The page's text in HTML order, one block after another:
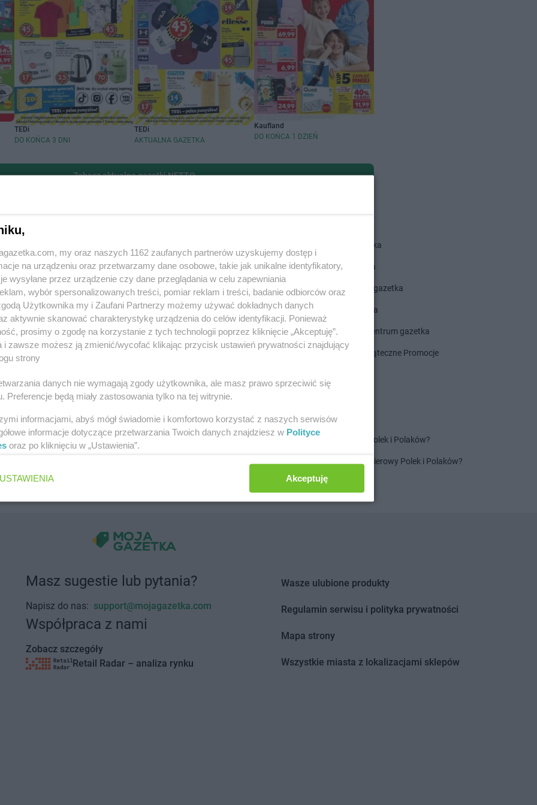
TEDi
DO KOŃCA 3 DNI
TEDi
AKTUALNA GAZETKA
Kaufland
DO KOŃCA 1 DZIEŃ
Zobacz aktualne gazetki NETTO
Lidl gazetka
Kaufland gazetka
PEPCO gazetka
Netto gazetka
Dino gazetka
Action gazetka
ALDI gazetka
ROSSMANN gazetka
Dealz gazetka
Delikatesy Centrum gazetka
Gazetka Świąteczne Promocje
Jakie są ulubione płatki owsiane Polek i Polaków?
Jaki jest ulubiony żel pod prysznic Polek i Polaków?
Jaki jest ulubiony szampon Polek i Polaków?
Jaki jest ulubiony ręcznik papierowy Polek i Polaków?
Masz sugestie lub pytania?
Napisz do nas: support@mojagazetka.com
Współpraca z nami
Zobacz szczegóły
Retail Radar – analiza rynku
Wasze ulubione produkty
Regulamin serwisu i polityka prywatności
Mapa strony
Wszystkie miasta z lokalizacjami sklepów
my oraz naszych 1162 zaufanych partnerów uzyskujemy dostęp i
na urządzeniu oraz przetwarzamy dane osobowe, takie jak unikalne identyfikatory,
wysyłane przez urządzenie czy dane przeglądania w celu zapewniania
wybór spersonalizowanych treści, pomiar reklam i treści, badanie odbiorców oraz
Użytkownika my i Zaufani Partnerzy możemy używać dokładnych danych
aktywnie skanować charakterystykę urządzenia do celów identyfikacji. Ponieważ
prosimy o zgodę na korzystanie z tych technologii poprzez kliknięcie „Akceptuję”.
i zawsze możesz ją zmienić/wycofać klikając przycisk ustawień prywatności znajdujący
strony
danych nie wymagają zgody użytkownika, ale masz prawo sprzeciwić się
Preferencje będą miały zastosowania tylko na tej witrynie.
informacjami, abyś mógł świadomie i komfortowo korzystać z naszych serwisów
informacje dotyczące przetwarzania Twoich danych znajdziesz w Polityce
oraz po kliknięciu w „Ustawienia”.
USTAWIENIA Akceptuję